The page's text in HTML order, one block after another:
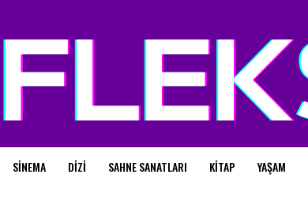
SINEMA DIZI SAHNE SANATLARI KITAP YAŞAM